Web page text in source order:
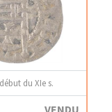
du XIe s.
VENDU